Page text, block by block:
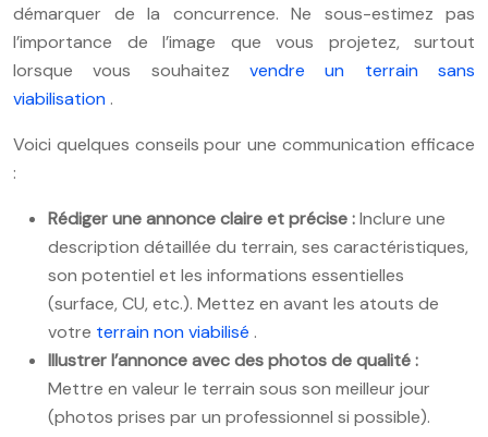
démarquer de la concurrence. Ne sous-estimez pas
l’importance de l’image que vous projetez, surtout
lorsque vous souhaitez vendre un terrain sans
viabilisation .
Voici quelques conseils pour une communication efficace
:
Rédiger une annonce claire et précise :Inclure une
description détaillée du terrain, ses caractéristiques,
son potentiel et les informations essentielles
(surface, CU, etc.). Mettez en avant les atouts de
votre terrain non viabilisé .
Illustrer l’annonce avec des photos de qualité :
Mettre en valeur le terrain sous son meilleur jour
(photos prises par un professionnel si possible).